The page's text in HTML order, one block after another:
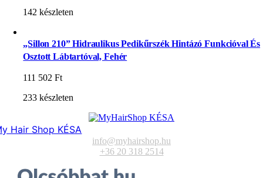
142 készleten
„Sillon 210” Hidraulikus Pedikűrszék Hintázó Funkcióval És
Osztott Lábtartóval, Fehér
111 502Ft
233 készleten
Hair Shop KÉSA
info@myhairshop.hu
+36 20 318 2514